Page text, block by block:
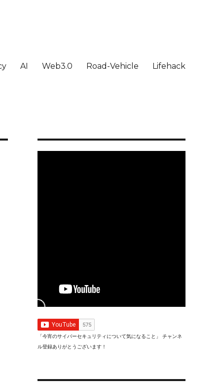
AI Web3.0 Road-Vehicle Lifehack
「今宵のサイバーセキュリティについて気になること」 チャンネ
ル登録ありがとうございます！